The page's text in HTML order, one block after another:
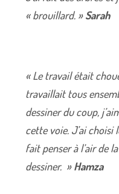
« brouillard. »Sarah
« Le travail était
travaillait tous
dessiner du coup,
cette voie. J’ai choisi
fait penser à l’air de
dessiner. »Hamza